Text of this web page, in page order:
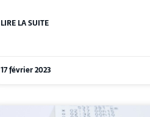
LIRE LA SUITE
17 février 2023